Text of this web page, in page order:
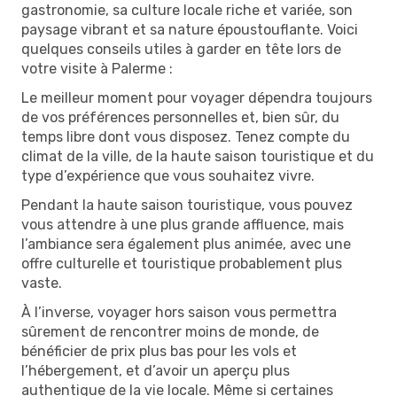
gastronomie, sa culture locale riche et variée, son
paysage vibrant et sa nature époustouflante. Voici
quelques conseils utiles à garder en tête lors de
votre visite à Palerme :
Le meilleur moment pour voyager dépendra toujours
de vos préférences personnelles et, bien sûr, du
temps libre dont vous disposez. Tenez compte du
climat de la ville, de la haute saison touristique et du
type d’expérience que vous souhaitez vivre.
Pendant la haute saison touristique, vous pouvez
vous attendre à une plus grande affluence, mais
l’ambiance sera également plus animée, avec une
offre culturelle et touristique probablement plus
vaste.
À l’inverse, voyager hors saison vous permettra
sûrement de rencontrer moins de monde, de
bénéficier de prix plus bas pour les vols et
l’hébergement, et d’avoir un aperçu plus
authentique de la vie locale. Même si certaines